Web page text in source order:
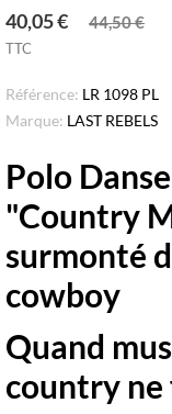
40,05 € 44,50 €
TTC
Référence: LR 1098 PL
Marque: LAST REBELS
Polo
"Country
surmonté
cowboy
Quand
country ne